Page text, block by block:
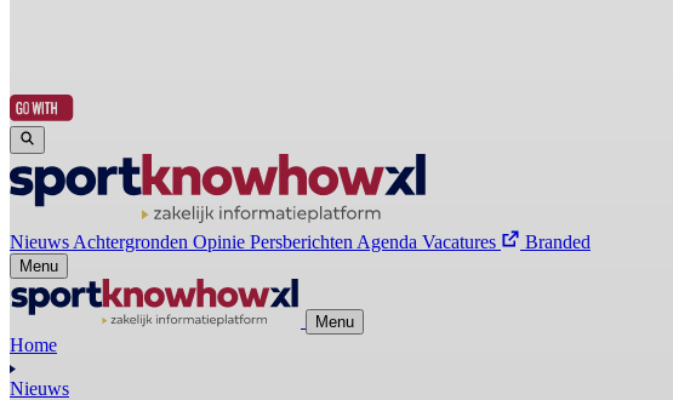
Nieuws Achtergronden Opinie Persberichten Agenda Vacatures Branded
Menu
Menu
Home
Nieuws